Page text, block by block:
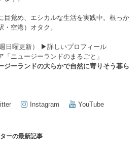
目覚め、エシカルな生活を実践中。根っか
・空港）オタク。
日曜更新） ▶︎詳しいプロフィール
「ニュージーランドのまるごと」
ジーランドの大らかで自然に寄りそう暮ら
Instagram YouTube
ーの最新記事